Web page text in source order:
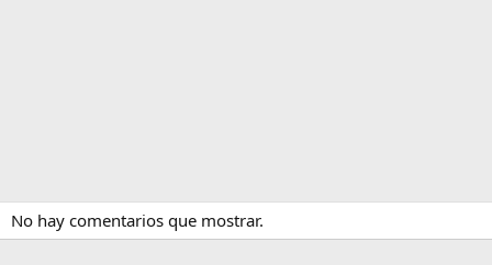
No hay comentarios que mostrar.